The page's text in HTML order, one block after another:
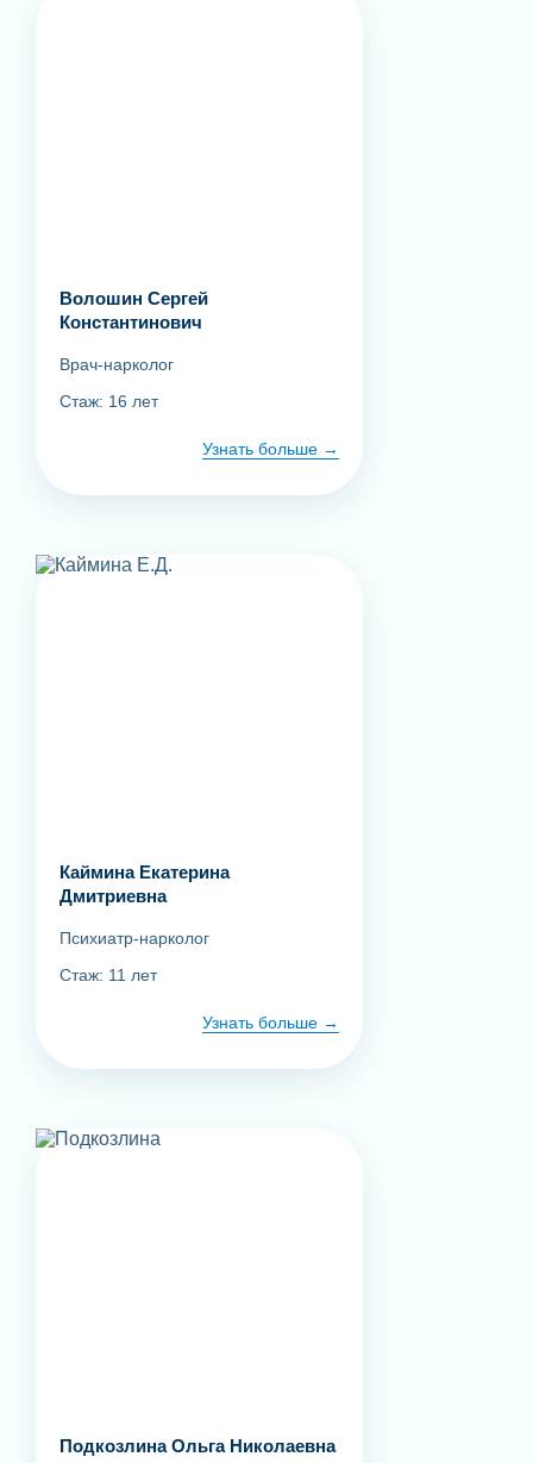
Волошин Сергей
Константинович
Врач-нарколог
Стаж: 16 лет
Узнать больше
Каймина Екатерина
Дмитриевна
Психиатр-нарколог
Стаж: 11 лет
Узнать больше
Подкозлина Ольга Николаевна